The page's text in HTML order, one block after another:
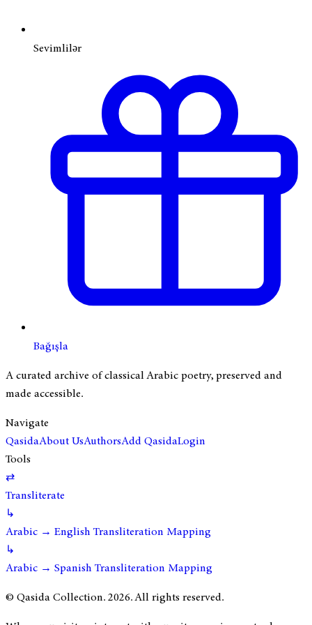
Sevimlilər
Bağışla
A curated archive of classical Arabic poetry, preserved and
made accessible.
Navigate
QasidaAbout UsAuthorsAdd QasidaLogin
Tools
⇄
Transliterate
↳
Arabic → English Transliteration Mapping
↳
Arabic → Spanish Transliteration Mapping
© Qasida Collection.2026. All rights reserved.